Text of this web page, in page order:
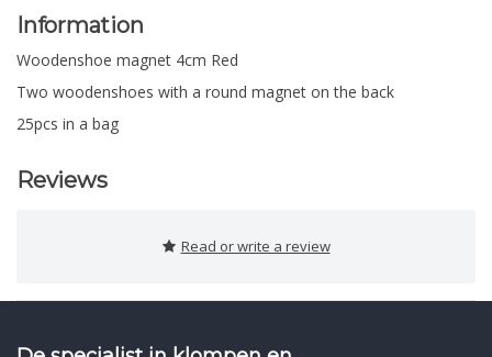
Information
Woodenshoe magnet 4cm Red
Two woodenshoes with a round magnet on the back
25pcs in a bag
Reviews
Read or write a review